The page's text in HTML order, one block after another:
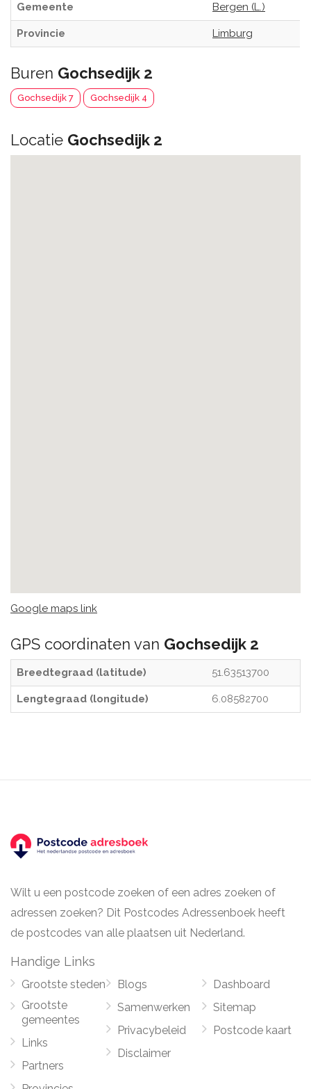
Gemeente Bergen (L.)
Provincie Limburg
Buren Gochsedijk 2
Gochsedijk 7 Gochsedijk 4
Locatie Gochsedijk 2
Google maps link
GPS coordinaten van Gochsedijk 2
Breedtegraad (latitude) 51.63513700
Lengtegraad (longitude) 6.08582700
Wilt u een postcode zoeken of een adres zoeken of
adressen zoeken? Dit Postcodes Adressenboek heeft
de postcodes van alle plaatsen uit Nederland.
Handige Links
Grootste steden
Grootste
gemeentes
Links
Partners
Blogs
Samenwerken
Privacybeleid
Disclaimer
Dashboard
Sitemap
Postcode kaart